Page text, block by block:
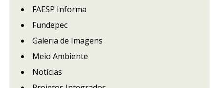
FAESP Informa
Fundepec
Galeria de Imagens
Meio Ambiente
Notícias